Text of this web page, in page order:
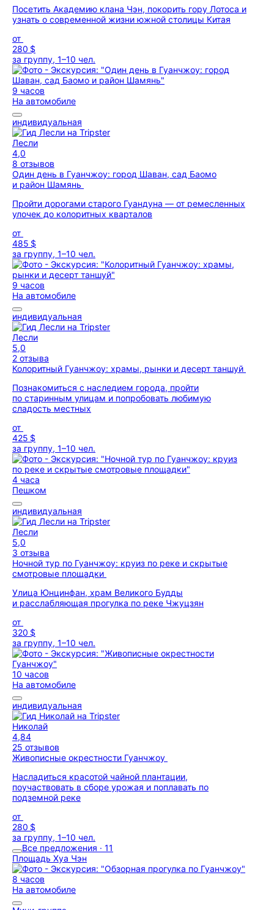
Посетить Академию клана Чэн, покорить гору Лотоса и
узнать о современной жизни южной столицы Китая
от
280 $
за группу, 1–10 чел.
9 часов
На автомобиле
индивидуальная
Лесли
4,0
8 отзывов
Один день в Гуанчжоу: город Шаван, сад Баомо
и район Шамянь
Пройти дорогами старого Гуандуна — от ремесленных
улочек до колоритных кварталов
от
485 $
за группу, 1–10 чел.
9 часов
На автомобиле
индивидуальная
Лесли
5,0
2 отзыва
Колоритный Гуанчжоу: храмы, рынки и десерт таншуй
Познакомиться с наследием города, пройти
по старинным улицам и попробовать любимую
сладость местных
от
425 $
за группу, 1–10 чел.
4 часа
Пешком
индивидуальная
Лесли
5,0
3 отзыва
Ночной тур по Гуанчжоу: круиз по реке и скрытые
смотровые площадки
Улица Юнцинфан, храм Великого Будды
и расслабляющая прогулка по реке Чжуцзян
от
320 $
за группу, 1–10 чел.
10 часов
На автомобиле
индивидуальная
Николай
4,84
25 отзывов
Живописные окрестности Гуанчжоу
Насладиться красотой чайной плантации,
поучаствовать в сборе урожая и поплавать по
подземной реке
от
280 $
за группу, 1–10 чел.
Все предложения · 11
Площадь Хуа Чэн
8 часов
На автомобиле